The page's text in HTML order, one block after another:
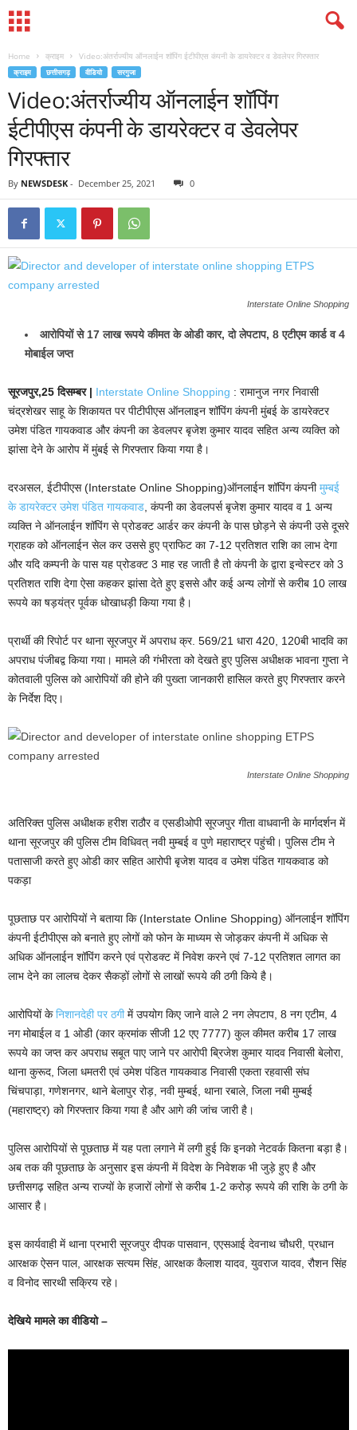
Home क्राइम Video:अंतर्राज्यीय ऑनलाईन शॉपिंग ईटीपीएस कंपनी के डायरेक्टर व डेवलेपर गिरफ्तार
क्राइम छत्तीसगढ़ वीडियो सरगुजा
Video:अंतर्राज्यीय ऑनलाईन शॉपिंग
ईटीपीएस कंपनी के डायरेक्टर व डेवलेपर
गिरफ्तार
By NEWSDESK - December 25, 2021 0
Interstate Online Shopping
आरोपियों से 17 लाख रूपये कीमत के ओडी कार, दो लेपटाप, 8 एटीएम कार्ड व 4
मोबाईल जप्त
सूरजपुर,25 दिसम्बर | Interstate Online Shopping : रामानुज नगर निवासी
चंद्रशेखर साहू के शिकायत पर पीटीपीएस ऑनलाइन शॉपिंग कंपनी मुंबई के डायरेक्टर
उमेश पंडित गायकवाड और कंपनी का डेवलपर बृजेश कुमार यादव सहित अन्य व्यक्ति को
झांसा देने के आरोप में मुंबई से गिरफ्तार किया गया है।
दरअसल, ईटीपीएस (Interstate Online Shopping)ऑनलाईन शॉपिंग कंपनीमुम्बई
के डायरेक्टर उमेश पंडित गायकवाड , कंपनी का डेवलपर्स बृजेश कुमार यादव व 1 अन्य
व्यक्ति ने ऑनलाईन शॉपिंग से प्रोडक्ट आर्डर कर कंपनी के पास छोड़ने से कंपनी उसे दूसरे
ग्राहक को ऑनलाईन सेल कर उससे हुए प्राफिट का 7-12 प्रतिशत राशि का लाभ देगा
और यदि कम्पनी के पास यह प्रोडक्ट 3 माह रह जाती है तो कंपनी के द्वारा इन्वेस्टर को 3
प्रतिशत राशि देगा ऐसा कहकर झांसा देते हुए इससे और कई अन्य लोगों से करीब 10 लाख
रूपये का षड़यंत्र पूर्वक धोखाधड़ी किया गया है।
प्रार्थी की रिपोर्ट पर थाना सूरजपुर में अपराध क्र. 569/21 धारा 420, 120बी भादवि का
अपराध पंजीबद्व किया गया। मामले की गंभीरता को देखते हुए पुलिस अधीक्षक भावना गुप्ता ने
कोतवाली पुलिस को आरोपियों की होने की पुख्ता जानकारी हासिल करते हुए गिरफ्तार करने
के निर्देश दिए।
Interstate Online Shopping
अतिरिक्त पुलिस अधीक्षक हरीश राठौर व एसडीओपी सूरजपुर गीता वाधवानी के मार्गदर्शन में
थाना सूरजपुर की पुलिस टीम विधिवत् नवी मुम्बई व पुणे महाराष्ट्र पहुंची। पुलिस टीम ने
पतासाजी करते हुए ओडी कार सहित आरोपी बृजेश यादव व उमेश पंडित गायकवाड को
पकड़ा
पूछताछ पर आरोपियों ने बताया कि (Interstate Online Shopping) ऑनलाईन शॉपिंग
कंपनी ईटीपीएस को बनाते हुए लोगों को फोन के माध्यम से जोड़कर कंपनी में अधिक से
अधिक ऑनलाईन शॉपिंग करने एवं प्रोडक्ट में निवेश करने एवं 7-12 प्रतिशत लागत का
लाभ देने का लालच देकर सैकड़ों लोगों से लाखों रूपये की ठगी किये है।
आरोपियों केनिशानदेही पर ठगीमें उपयोग किए जाने वाले 2 नग लेपटाप, 8 नग एटीम, 4
नग मोबाईल व 1 ओडी (कार क्रमांक सीजी 12 एए 7777) कुल कीमत करीब 17 लाख
रूपये का जप्त कर अपराध सबूत पाए जाने पर आरोपी ब्रिजेश कुमार यादव निवासी बेलोरा,
थाना कुरूद, जिला धमतरी एवं उमेश पंडित गायकवाड निवासी एकता रहवासी संघ
चिंचपाड़ा, गणेशनगर, थाने बेलापुर रोड़, नवी मुम्बई, थाना रबाले, जिला नबी मुम्बई
(महाराष्ट्र) को गिरफ्तार किया गया है और आगे की जांच जारी है।
पुलिस आरोपियों से पूछताछ में यह पता लगाने में लगी हुई कि इनको नेटवर्क कितना बड़ा है।
अब तक की पूछताछ के अनुसार इस कंपनी में विदेश के निवेशक भी जुड़े हुए है और
छत्तीसगढ़ सहित अन्य राज्यों के हजारों लोगों से करीब 1-2 करोड़ रूपये की राशि के ठगी के
आसार है।
इस कार्यवाही में थाना प्रभारी सूरजपुर दीपक पासवान, एएसआई देवनाथ चौधरी, प्रधान
आरक्षक ऐसन पाल, आरक्षक सत्यम सिंह, आरक्षक कैलाश यादव, युवराज यादव, रौशन सिंह
व विनोद सारथी सक्रिय रहे।
देखिये मामले का वीडियो –